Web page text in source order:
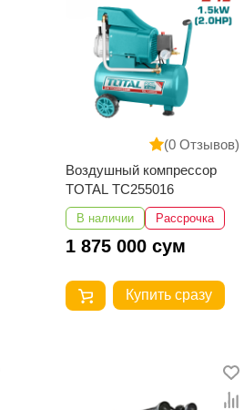
(0 Отзывов)
Воздушный компрессор
TOTAL TC255016
В наличии Рассрочка
1 875 000 сум
Купить сразу